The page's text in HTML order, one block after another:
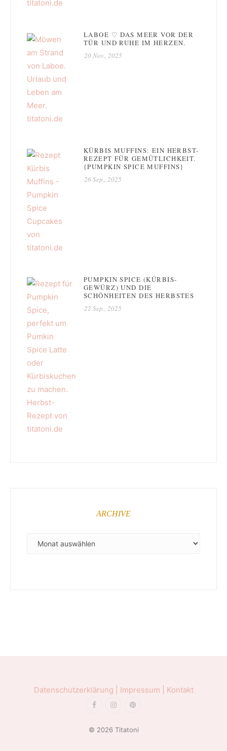
LABOE ♡ DAS MEER VOR DER
TÜR UND RUHE IM HERZEN.
20 Nov., 2025
KÜRBIS MUFFINS: EIN HERBST-
REZEPT FÜR GEMÜTLICHKEIT.
{PUMPKIN SPICE MUFFINS}
26 Sep., 2025
PUMPKIN SPICE (KÜRBIS-
GEWÜRZ) UND DIE
SCHÖNHEITEN DES HERBSTES
22 Sep., 2025
ARCHIVE
ARCHIVE
Datenschutzerklärung | Impressum | Kontakt
© 2026 Titatoni